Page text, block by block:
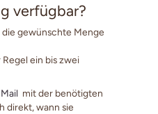
verfügbar?
gewünschte Menge
ein bis zwei
mit der benötigten
direkt, wann sie